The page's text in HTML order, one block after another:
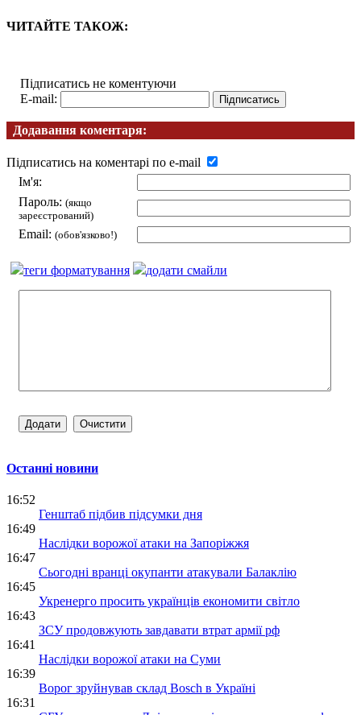
ЧИТАЙТЕ ТАКОЖ:
Підписатись не коментуючи
E-mail:
Додавання коментаря:
Підписатись на коментарі по e-mail
Ім'я:
Пароль: (якщо
зареєстрований)
Email: (обов'язково!)
теги форматування додати смайли
Останні новини
16:52
Генштаб підбив підсумки дня
16:49
Наслідки ворожої атаки на Запоріжжя
16:47
Сьогодні вранці окупанти атакували Балаклію
16:45
Укренерго просить українців економити світло
16:43
ЗСУ продовжують завдавати втрат армії рф
16:41
Наслідки ворожої атаки на Суми
16:39
Ворог зруйнував склад Bosch в Україні
16:31